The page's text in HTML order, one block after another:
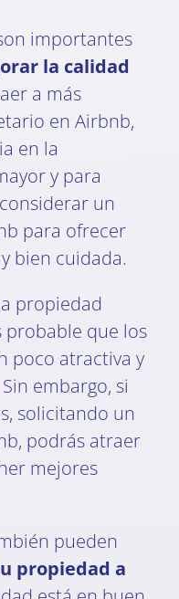
importantes
la calidad
a más
en Airbnb,
en la
y para
un
para ofrecer
bien cuidada.
propiedad
probable que los
poco atractiva y
Sin embargo, si
solicitando un
podrás atraer
mejores
pueden
propiedad a